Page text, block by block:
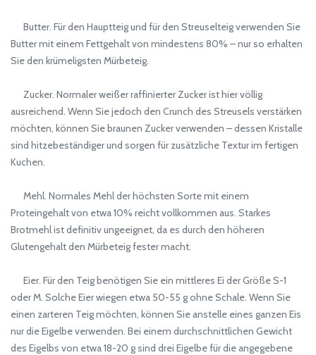
Butter. Für den Hauptteig und für den Streuselteig verwenden Sie
Butter mit einem Fettgehalt von mindestens 80% – nur so erhalten
Sie den krümeligsten Mürbeteig.
Zucker. Normaler weißer raffinierter Zucker ist hier völlig
ausreichend. Wenn Sie jedoch den Crunch des Streusels verstärken
möchten, können Sie braunen Zucker verwenden – dessen Kristalle
sind hitzebeständiger und sorgen für zusätzliche Textur im fertigen
Kuchen.
Mehl. Normales Mehl der höchsten Sorte mit einem
Proteingehalt von etwa 10% reicht vollkommen aus. Starkes
Brotmehl ist definitiv ungeeignet, da es durch den höheren
Glutengehalt den Mürbeteig fester macht.
Eier. Für den Teig benötigen Sie ein mittleres Ei der Größe S-1
oder M. Solche Eier wiegen etwa 50-55 g ohne Schale. Wenn Sie
einen zarteren Teig möchten, können Sie anstelle eines ganzen Eis
nur die Eigelbe verwenden. Bei einem durchschnittlichen Gewicht
des Eigelbs von etwa 18-20 g sind drei Eigelbe für die angegebene